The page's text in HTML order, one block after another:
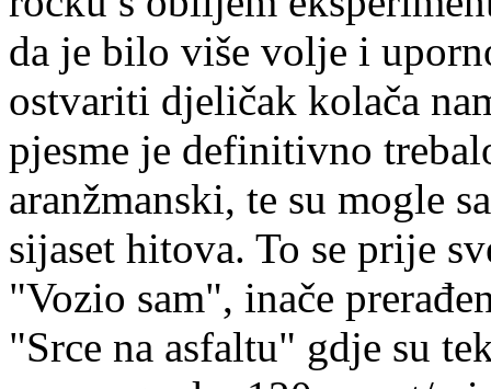
da je bilo više volje i
ostvariti djeličak kolača
pjesme je definitivno
aranžmanski, te su mogle
sijaset hitova. To se prije
"Vozio sam", inače
"Srce na asfaltu" gdje su